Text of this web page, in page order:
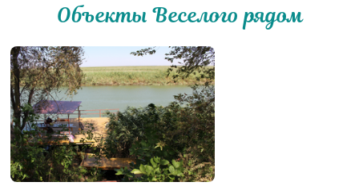
Объекты Веселого рядом